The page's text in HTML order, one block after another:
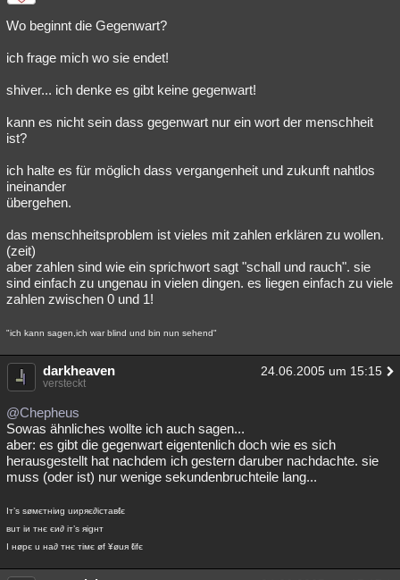
Wo beginnt die Gegenwart?
ich frage mich wo sie endet!
shiver... ich denke es gibt keine gegenwart!
kann es nicht sein dass gegenwart nur ein wort der menschheit
ist?
ich halte es für möglich dass vergangenheit und zukunft nahtlos
ineinander
übergehen.
das menschheitsproblem ist vieles mit zahlen erklären zu wollen.
(zeit)
aber zahlen sind wie ein sprichwort sagt "schall und rauch". sie
sind einfach zu ungenau in vielen dingen. es liegen einfach zu viele
zahlen zwischen 0 und 1!
"ich kann sagen,ich war blind und bin nun sehend"
darkheaven 24.06.2005 um 15:15
versteckt
@Chepheus
Sowas ähnliches wollte ich auch sagen...
aber: es gibt die gegenwart eigentenlich doch wie es sich
herausgestellt hat nachdem ich gestern daruber nachdachte. sie
muss (oder ist) nur wenige sekundenbruchteile lang...
Iт’s søмєтнiиg uиpяє∂icтaвℓє
вuт iи тнє єи∂ iт’s яigнт
I нøpє u нa∂ тнє тiмє øf ¥øuя ℓifє